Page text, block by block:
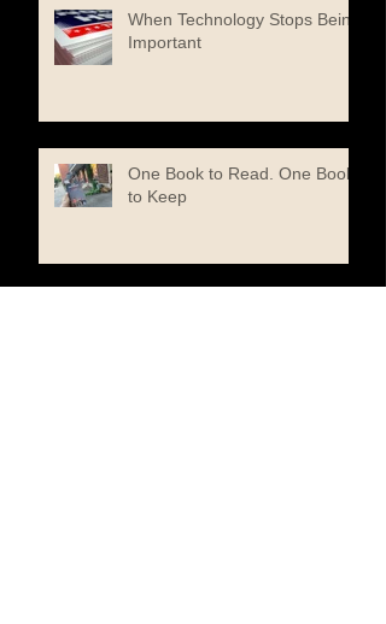
When Technology Stops Being
Important
One Book to Read. One Book
to Keep